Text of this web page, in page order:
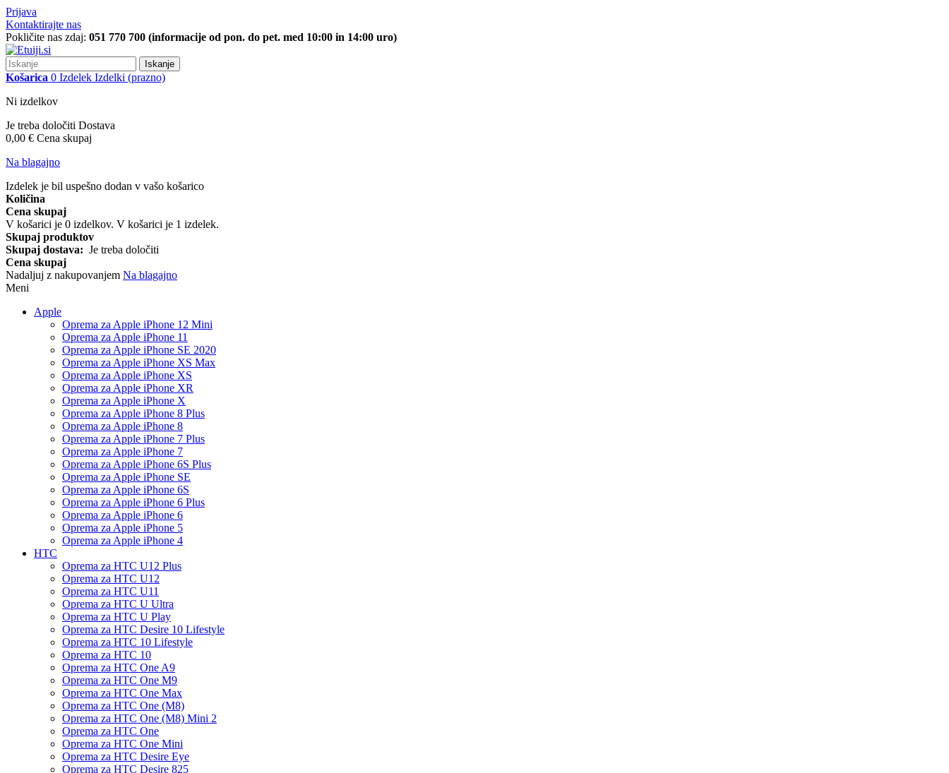
Prijava
Kontaktirajte nas
Pokličite nas zdaj: 051 770 700 (informacije od pon. do pet. med 10:00 in 14:00 uro)
Iskanje
Košarica 0 Izdelek Izdelki (prazno)
Ni izdelkov
Je treba določiti Dostava
0,00 € Cena skupaj
Na blagajno
Izdelek je bil uspešno dodan v vašo košarico
Količina
Cena skupaj
V košarici je 0 izdelkov. V košarici je 1 izdelek.
Skupaj produktov
Skupaj dostava: Je treba določiti
Cena skupaj
Nadaljuj z nakupovanjem Na blagajno
Meni
Apple
Oprema za Apple iPhone 12 Mini
Oprema za Apple iPhone 11
Oprema za Apple iPhone SE 2020
Oprema za Apple iPhone XS Max
Oprema za Apple iPhone XS
Oprema za Apple iPhone XR
Oprema za Apple iPhone X
Oprema za Apple iPhone 8 Plus
Oprema za Apple iPhone 8
Oprema za Apple iPhone 7 Plus
Oprema za Apple iPhone 7
Oprema za Apple iPhone 6S Plus
Oprema za Apple iPhone SE
Oprema za Apple iPhone 6S
Oprema za Apple iPhone 6 Plus
Oprema za Apple iPhone 6
Oprema za Apple iPhone 5
Oprema za Apple iPhone 4
HTC
Oprema za HTC U12 Plus
Oprema za HTC U12
Oprema za HTC U11
Oprema za HTC U Ultra
Oprema za HTC U Play
Oprema za HTC Desire 10 Lifestyle
Oprema za HTC 10 Lifestyle
Oprema za HTC 10
Oprema za HTC One A9
Oprema za HTC One M9
Oprema za HTC One Max
Oprema za HTC One (M8)
Oprema za HTC One (M8) Mini 2
Oprema za HTC One
Oprema za HTC One Mini
Oprema za HTC Desire Eye
Oprema za HTC Desire 825